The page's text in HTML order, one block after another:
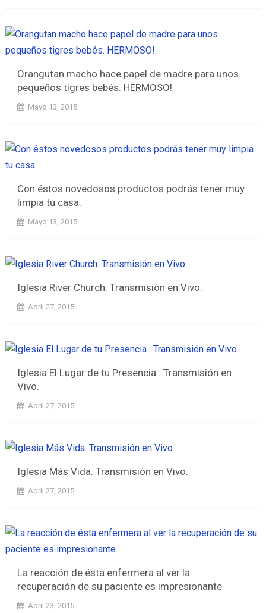
Orangutan macho hace papel de madre para unos
pequeños tigres bebés. HERMOSO!
Mayo 13, 2015
Con éstos novedosos productos podrás tener muy
limpia tu casa.
Mayo 13, 2015
Iglesia River Church. Transmisión en Vivo.
Abril 27, 2015
Iglesia El Lugar de tu Presencia . Transmisión en
Vivo.
Abril 27, 2015
Iglesia Más Vida. Transmisión en Vivo.
Abril 27, 2015
La reacción de ésta enfermera al ver la
recuperación de su paciente es impresionante
Abril 23, 2015